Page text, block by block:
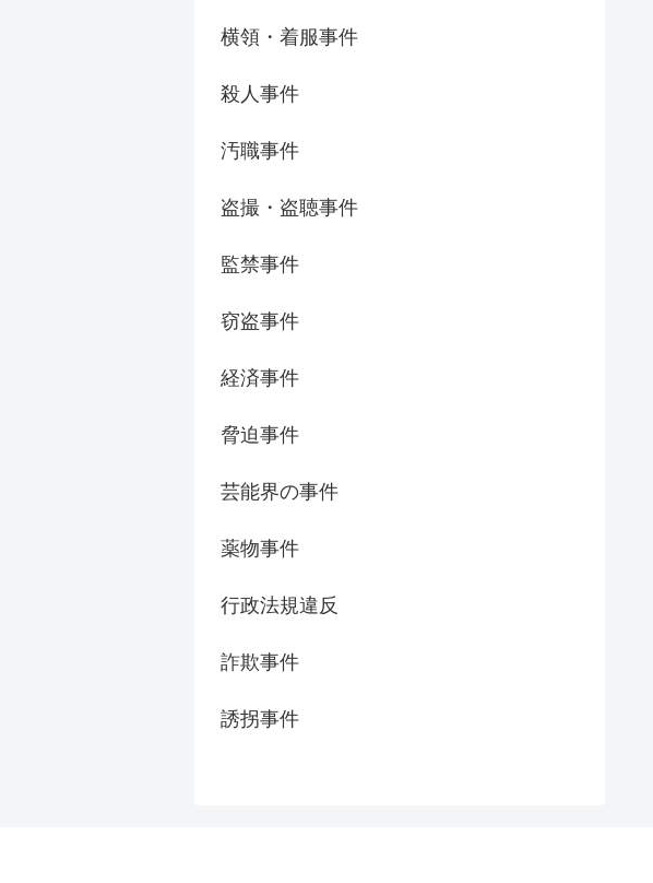
横領・着服事件
殺人事件
汚職事件
盗撮・盗聴事件
監禁事件
窃盗事件
経済事件
脅迫事件
芸能界の事件
薬物事件
行政法規違反
詐欺事件
誘拐事件